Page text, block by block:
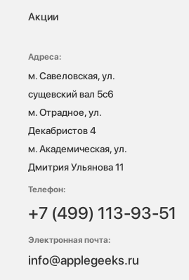
Акции
Адреса:
м. Савеловская, ул.
сущевский вал 5с6
м. Отрадное, ул.
Декабристов 4
м. Академическая, ул.
Дмитрия Ульянова 11
Телефон:
+7 (499) 113-93-51
Электронная почта:
info@applegeeks.ru